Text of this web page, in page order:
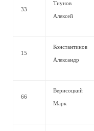
33
Тиунов
Алексей
15
Константинов
Александр
66
Верисоцкий
Марк